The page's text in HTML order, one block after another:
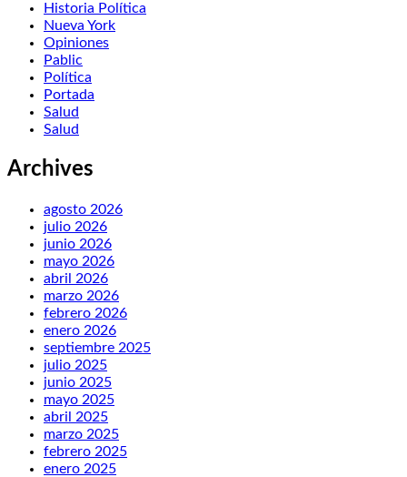
Historia Política
Nueva York
Opiniones
Pablic
Política
Portada
Salud
Salud
Archives
agosto 2026
julio 2026
junio 2026
mayo 2026
abril 2026
marzo 2026
febrero 2026
enero 2026
septiembre 2025
julio 2025
junio 2025
mayo 2025
abril 2025
marzo 2025
febrero 2025
enero 2025